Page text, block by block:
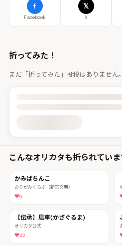
f
Facebook
𝕏
X
折ってみた！
まだ「折ってみた」投稿はありません。
投稿詳細を読み込んでいます
こんなオリカタも折られていま
かみぱちんこ
おりがみくらぶ（新宮文明）
6
【伝承】風車(かざぐるま)
オリカタ公式
22